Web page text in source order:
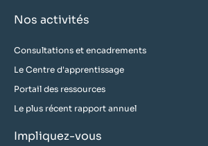
Nos activités
Consultations et encadrements
Le Centre d'apprentissage
Portail des ressources
Le plus récent rapport annuel
Impliquez-vous